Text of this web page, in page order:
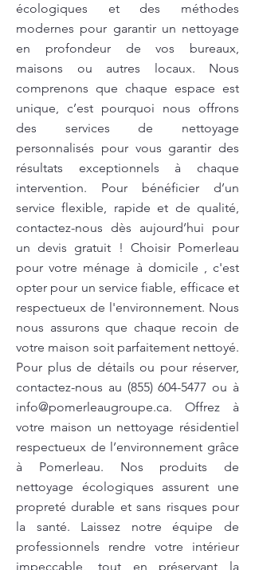
écologiques et des méthodes
modernes pour garantir un nettoyage
en profondeur de vos bureaux,
maisons ou autres locaux. Nous
comprenons que chaque espace est
unique, c’est pourquoi nous offrons
des services de nettoyage
personnalisés pour vous garantir des
résultats exceptionnels à chaque
intervention. Pour bénéficier d’un
service flexible, rapide et de qualité,
contactez-nous dès aujourd’hui pour
un devis gratuit ! Choisir Pomerleau
pour votre ménage à domicile , c'est
opter pour un service fiable, efficace et
respectueux de l'environnement. Nous
nous assurons que chaque recoin de
votre maison soit parfaitement nettoyé.
Pour plus de détails ou pour réserver,
contactez-nous au (855) 604-5477 ou à
info@pomerleaugroupe.ca. Offrez à
votre maison un nettoyage résidentiel
respectueux de l’environnement grâce
à Pomerleau. Nos produits de
nettoyage écologiques assurent une
propreté durable et sans risques pour
la santé. Laissez notre équipe de
professionnels rendre votre intérieur
impeccable, tout en préservant la